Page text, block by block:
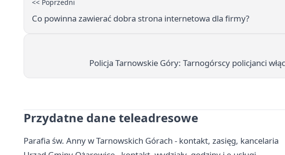
<< Poprzedni
Co powinna zawierać dobra strona internetowa dla firmy?
Policja Tarnowskie Góry: Tarnogórscy policjanci
Przydatne dane teleadresowe
Parafia św. Anny w Tarnowskich Górach - kontakt, zasięg, kancelaria